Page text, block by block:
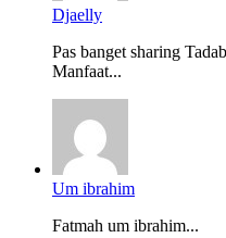
Djaelly
Pas banget sharing
Manfaat...
Um ibrahim
Fatmah um ibrahim...